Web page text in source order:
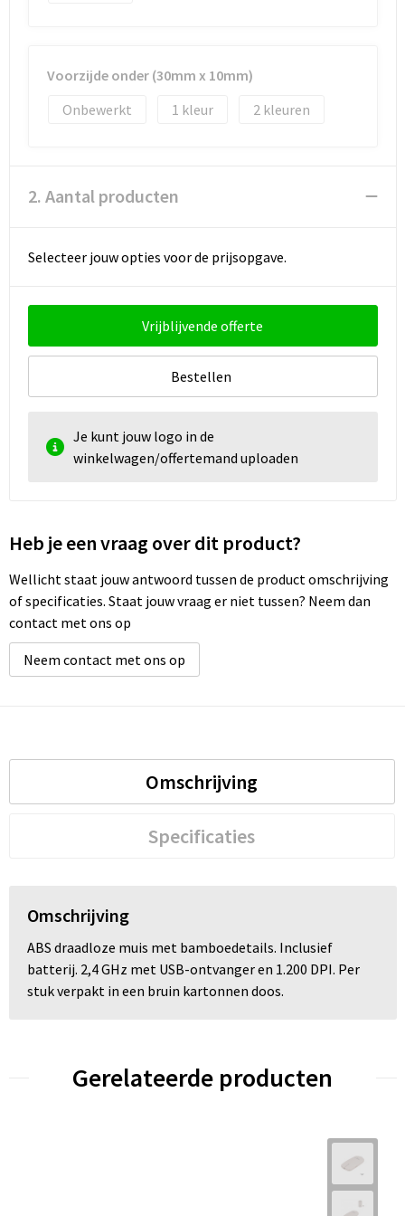
Voorzijde onder (30mm x 10mm)
Onbewerkt
1 2
2. Aantal producten
Selecteer jouw opties voor de prijsopgave.
Vrijblijvende offerte
Bestellen
Je kunt jouw logo in de
winkelwagen/offertemand uploaden
Heb je een vraag over dit product?
Wellicht staat jouw antwoord tussen de product omschrijving
of specificaties. Staat jouw vraag er niet tussen? Neem dan
contact met ons op
Neem contact met ons op
Omschrijving
Specificaties
Omschrijving
ABS draadloze muis met bamboedetails. Inclusief
batterij. 2,4 GHz met USB-ontvanger en 1.200 DPI. Per
stuk verpakt in een bruin kartonnen doos.
Gerelateerde producten